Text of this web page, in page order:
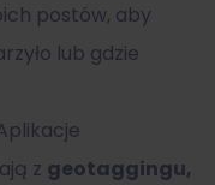
postów, aby
lub gdzie
z geotaggingu,